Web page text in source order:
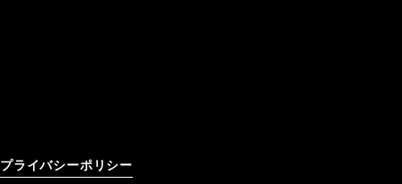
プライバシーポリシー